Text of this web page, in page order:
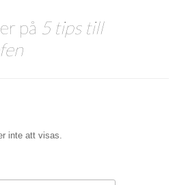
på 5 tips till
inte att visas.